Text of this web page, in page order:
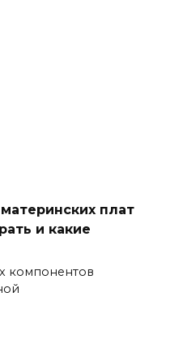
плат
и какие
компонентов